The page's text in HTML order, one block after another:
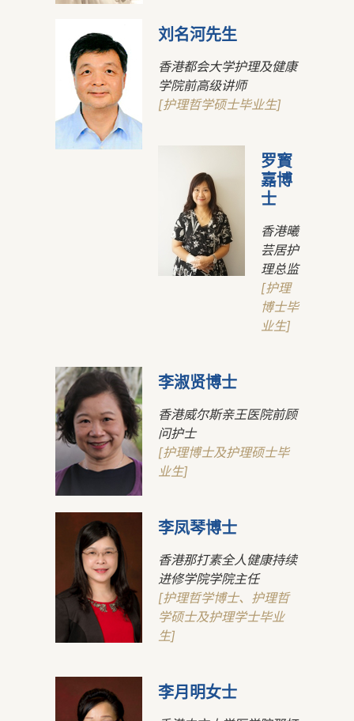
刘名河先生
香港都会大学护理及健康
学院前高级讲师
[护理哲学硕士毕业生]
罗寳
嘉博
士
香港曦
芸居护
理总监
[护理
博士毕
业生]
李淑贤博士
香港威尔斯亲王医院前顾
问护士
[护理博士及护理硕士毕
业生]
李凤琴博士
香港那打素全人健康持续
进修学院学院主任
[护理哲学博士、护理哲
学硕士及护理学士毕业
生]
李月明女士